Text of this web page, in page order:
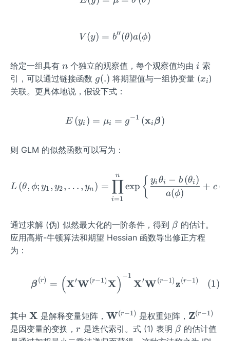
V(y)=b^{\prime
V (y) = b′′(θ)a(ϕ)
给定一组具有 n
n 个独立的观察值，每个观察值均由 i
i 索
引，可以通过链接函数 g
(.)
g(.) 将期望值与一组协变量 (x
xi )
关联。更具体地说，假设下式：
E (yi ) = μi = g−1 (xi β)
则 GLM 的似然函数可以写为：
L\left(\theta, \phi ;
L (θ, ϕ; y1 , y2, … , yn ) =
i=1
∏
n
exp { a(ϕ)
yi θi − b (θi )
+ c (
通过求解 (伪) 似然最大化的一阶条件，得到 β
β 的估计。
应用高斯-牛顿算法和期望 Hessian 函数导出修正方程
为：
β(r) = (X′W(r−1) X) −1
X′W(r−1) z(r−1) (1)
其中 \m
ath
X 是解释变量矩阵， \ma
thbf
W(r−1) 是权重矩阵， \m
ath
Z(r−1)
是因变量的变换， r
r 是迭代索引。式 (1) 表明 β
β 的估计值